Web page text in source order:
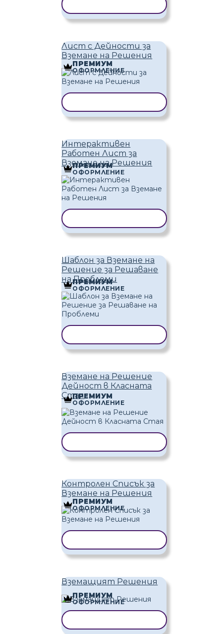
Лист с Дейности за
Вземане на Решения
ПРЕМИУМ
ОФОРМЛЕНИЕ
Интерактивен
Работен Лист за
Вземане на Решения
ПРЕМИУМ
ОФОРМЛЕНИЕ
Шаблон за Вземане на
Решение за Решаване
на Проблеми
ПРЕМИУМ
ОФОРМЛЕНИЕ
Вземане на Решение
Дейност в Класната
СтаяПРЕМИУМ
ОФОРМЛЕНИЕ
Контролен Списък за
Вземане на Решения
ПРЕМИУМ
ОФОРМЛЕНИЕ
Вземащият Решения
ПРЕМИУМ
ОФОРМЛЕНИЕ